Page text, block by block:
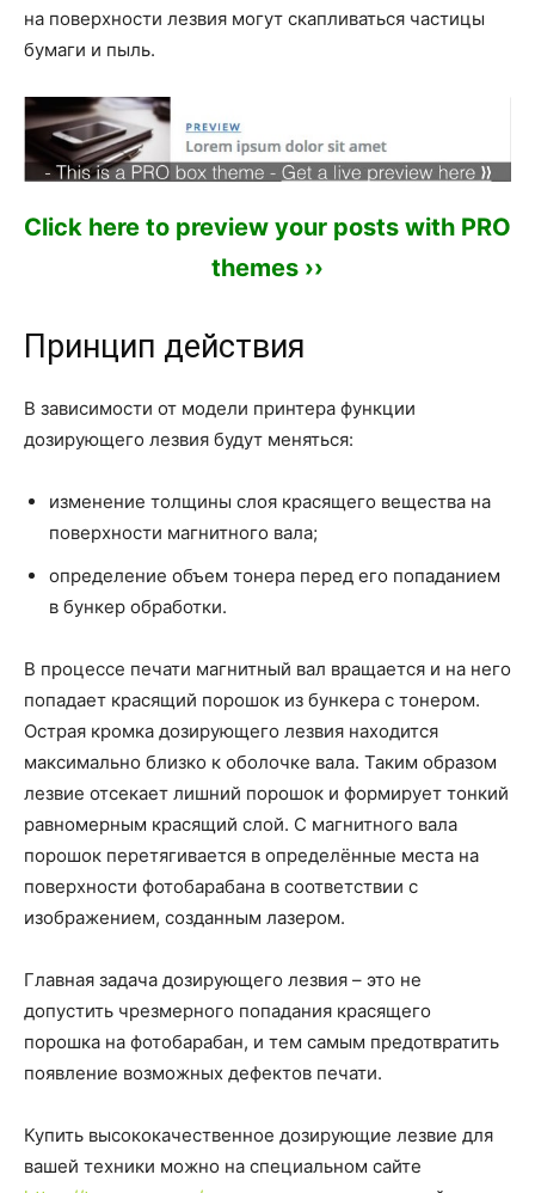
на поверхности лезвия могут скапливаться частицы
бумаги и пыль.
Click here to preview your posts with PRO
themes ››
Принцип действия
В зависимости от модели принтера функции
дозирующего лезвия будут меняться:
изменение толщины слоя красящего вещества на
поверхности магнитного вала;
определение объем тонера перед его попаданием
в бункер обработки.
В процессе печати магнитный вал вращается и на него
попадает красящий порошок из бункера с тонером.
Острая кромка дозирующего лезвия находится
максимально близко к оболочке вала. Таким образом
лезвие отсекает лишний порошок и формирует тонкий
равномерным красящий слой. С магнитного вала
порошок перетягивается в определённые места на
поверхности фотобарабана в соответствии с
изображением, созданным лазером.
Главная задача дозирующего лезвия – это не
допустить чрезмерного попадания красящего
порошка на фотобарабан, и тем самым предотвратить
появление возможных дефектов печати.
Купить высококачественное дозирующие лезвие для
вашей техники можно на специальном сайте